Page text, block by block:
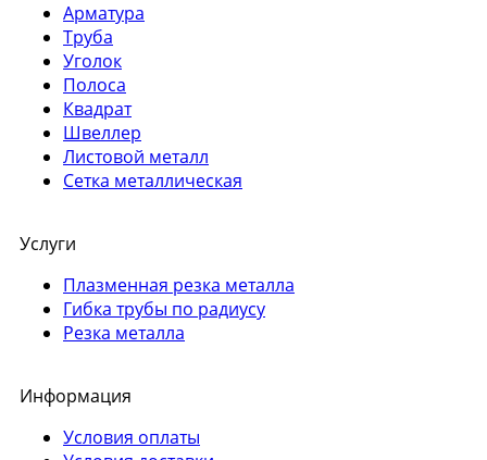
Арматура
Труба
Уголок
Полоса
Квадрат
Швеллер
Листовой металл
Сетка металлическая
Услуги
Плазменная резка металла
Гибка трубы по радиусу
Резка металла
Информация
Условия оплаты